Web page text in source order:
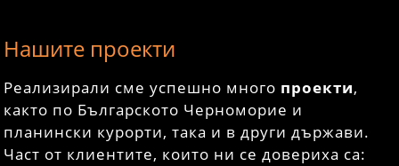
Нашите проекти
Реализирали сме успешно много проекти,
както по Българското Черноморие и
планински курорти, така и в други държави.
Част от клиентите, които ни се довериха са: